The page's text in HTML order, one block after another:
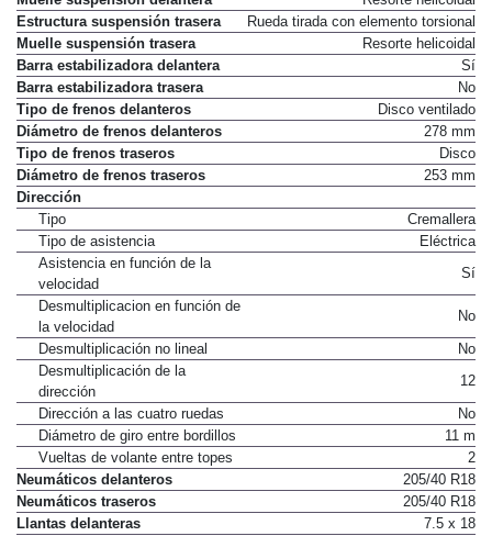
Muelle suspensión delantera
Resorte helicoidal
Estructura suspensión trasera
Rueda tirada con elemento torsional
Muelle suspensión trasera
Resorte helicoidal
Barra estabilizadora delantera
Sí
Barra estabilizadora trasera
No
Tipo de frenos delanteros
Disco ventilado
Diámetro de frenos delanteros
278 mm
Tipo de frenos traseros
Disco
Diámetro de frenos traseros
Dirección
Tipo
Cremallera
Tipo de asistencia
Asistencia en función de la
velocidad
Sí
Desmultiplicacion en función de
la velocidad
No
Desmultiplicación no lineal
Desmultiplicación de la
dirección
12
Dirección a las cuatro ruedas
No
Diámetro de giro entre bordillos
11 m
Vueltas de volante entre topes
2
Neumáticos delanteros
205/40 R18
Neumáticos traseros
205/40 R18